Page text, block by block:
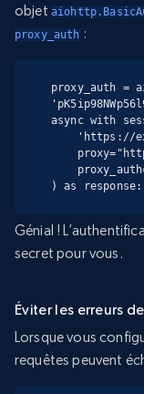
objet
proxy_auth :
proxy_auth =
async with
) as response:
Génial !
secret pour vous.
Éviter les erreurs
Lorsque vous
requêtes peuvent